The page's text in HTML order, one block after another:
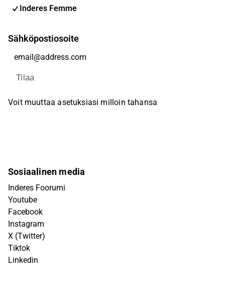
Inderes Femme
Sähköpostiosoite
Tilaa
Voit muuttaa asetuksiasi milloin tahansa
Sosiaalinen media
Inderes Foorumi
Youtube
Facebook
Instagram
X (Twitter)
Tiktok
Linkedin